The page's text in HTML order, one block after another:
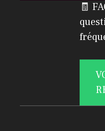
🧾